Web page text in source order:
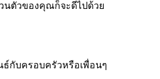
นตัวของคุณก็จะดีไปด้วย
ธ์กับครอบครัวหรือเพื่อนๆ